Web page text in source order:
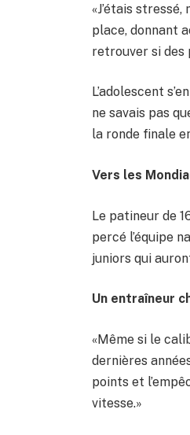
«J’étais
place, donnant
retrouver si
L’adolescent
ne savais pas
la ronde finale
Vers les
Le patineur de
percé l’équipe
juniors qui
Un entraîneur
«Même si le
dernières
points et
vitesse.»